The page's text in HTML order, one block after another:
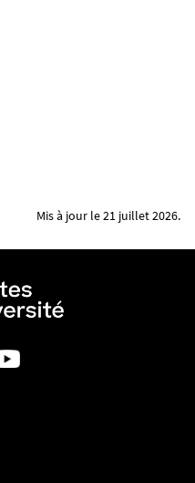
Mis à jour le 21 juillet 2026.